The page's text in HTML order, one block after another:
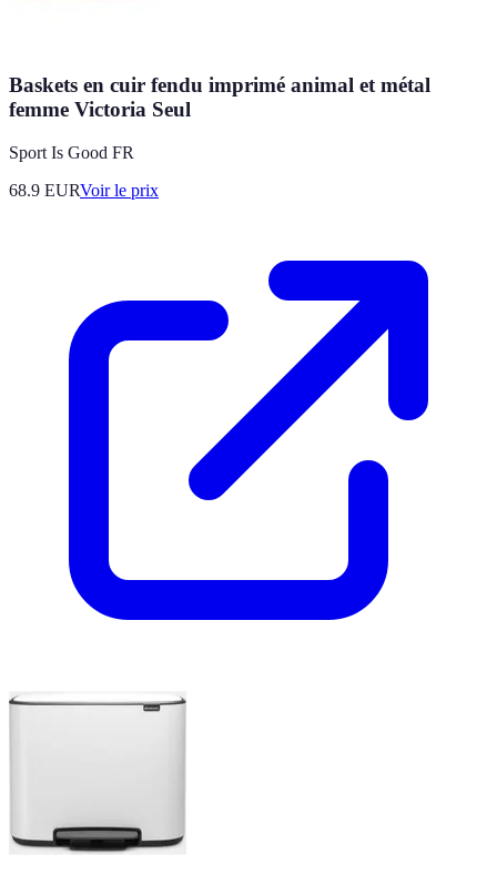
Baskets en cuir fendu imprimé animal et métal
femme Victoria Seul
Sport Is Good FR
68.9 EURVoir le prix